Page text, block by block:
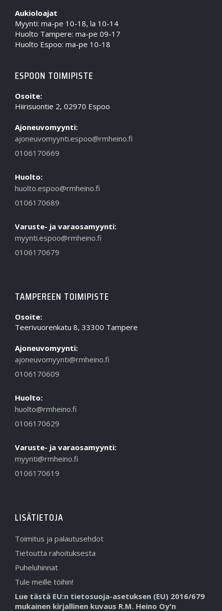
Aukioloajat
Myynti: ma-pe 10-18, la 10-14
Huolto Tampere: ma-pe 09-17
Huolto Espoo: ma-pe 10-18
ESPOON TOIMIPISTE
Osoite:
Hiirisuontie 2, 02970 Espoo
Ajoneuvomyynti:
ajoneuvomyynti.espoo@rmheino.fi
0106170669
Huolto:
huolto.espoo@rmheino.fi
0106170689
Varuste- ja varaosamyynti:
myynti.espoo@rmheino.fi
0106170679
TAMPEREEN TOIMIPISTE
Osoite:
Teerivuorenkatu 8, 33300 Tampere
Ajoneuvomyynti:
ajoneuvomyynti@rmheino.fi
0106170609
Huolto:
huolto@rmheino.fi
0106170629
Varuste- ja varaosamyynti:
myynti@rmheino.fi
0106170619
LISÄTIETOJA
Toimitus ja palautusehdot
Tietoutta rahoituksesta
Puheluhinnat
Tule meille töihin!
Lue tästä EU:n tietosuoja-asetuksen (EU) 2016/679
mukainen kirjallinen kuvaus R.M. Heino Oy'n